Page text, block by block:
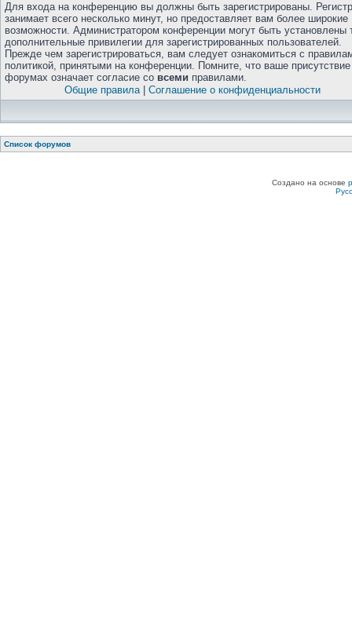
Для входа на конференцию вы должны быть зарегистрированы.
занимает всего несколько минут, но предоставляет вам более широкие
возможности. Администратором конференции могут быть установлены
дополнительные привилегии для зарегистрированных пользователей.
Прежде чем зарегистрироваться, вам следует ознакомиться с
политикой, принятыми на конференции. Помните, что ваше
форумах означает согласие со всеми правилами.
Общие правила| Соглашение о конфиденциальности
Список форумов
Создано на основе